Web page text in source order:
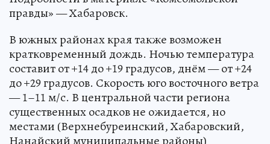
правды» — Хабаровск.
В южных районах края также возможен
кратковременный дождь. Ночью температура
составит от +14 до +19 градусов, днём — от +24
до +29 градусов. Скорость юго восточного ветра
— 1–11 м/с. В центральной части региона
существенных осадков не ожидается, но
местами (Верхнебуреинский, Хабаровский,
Нанайский муниципальные районы)